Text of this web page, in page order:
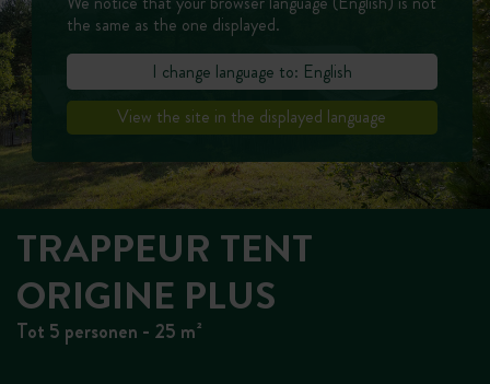
TRAPPEUR TENT
ORIGINE PLUS
Tot 5 personen - 25 m²
the same as the one displayed.
I change language to: English
View the site in the displayed language